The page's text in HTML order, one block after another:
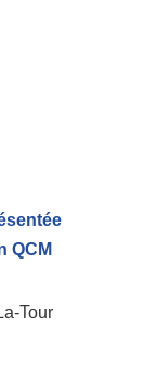
QCM